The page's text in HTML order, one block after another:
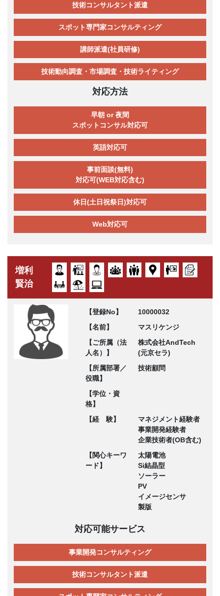
技術コンサルタント派遣
スポット専門家コンサルティング
講師派遣(社員研修)
技術動向調査・市場調査・技術ライティング
対応方法
早朝 or 夜間
スポットコンサル対応可
英語対応可
事前面談(無料)
対応可(WEB対応含む)
休日(土日祝祭日)対応可
Web対応可
増利
賢治
【登録No】
10000032
【名前】
マスリケンジ
【ご所属（法
人名）】
株式会社AndTech
(元京セラ)
【所属部署／
役職】
技術顧問
【学位・資
格】
【経 験】
マネジメント経験者
事業開発経験者
企業技術者(OB含む)
【関心キーワ
ード】
太陽電池
Si結晶型
ソーラー
PV
イメージセンサ
製版
対応可能サービス
事業開発コンサルティング
技術コンサルタント派遣